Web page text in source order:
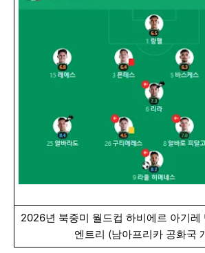
2026년 북중미 월드컵 하비에르 아기레
엔트리 (남아프리카 공화국